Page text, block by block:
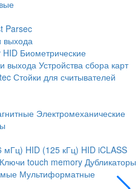
Parsec
выхода
HID Биометрические
выхода Устройства сбора карт
Стойки для считывателей
Электромеханические
мГц) HID (125 кГц) HID iCLASS
Ключи touch memory Дубликаторы
Мультиформатные